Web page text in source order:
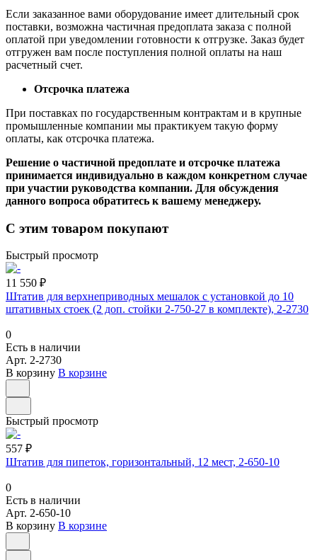
Если заказанное вами оборудование имеет длительный срок
поставки, возможна частичная предоплата заказа с полной
оплатой при уведомлении готовности к отгрузке. Заказ будет
отгружен вам после поступления полной оплаты на наш
расчетный счет.
Отсрочка платежа
При поставках по государственным контрактам и в крупные
промышленные компании мы практикуем такую форму
оплаты, как отсрочка платежа.
Решение о частичной предоплате и отсрочке платежа
принимается индивидуально в каждом конкретном случае
при участии руководства компании. Для обсуждения
данного вопроса обратитесь к вашему менеджеру.
С этим товаром покупают
Быстрый просмотр
11 550 ₽
Штатив для верхнеприводных мешалок с установкой до 10
штативных стоек (2 доп. стойки 2-750-27 в комплекте), 2-2730
0
Есть в наличии
Арт. 2-2730
В корзину В корзине
Быстрый просмотр
557 ₽
Штатив для пипеток, горизонтальный, 12 мест, 2-650-10
0
Есть в наличии
Арт. 2-650-10
В корзину В корзине